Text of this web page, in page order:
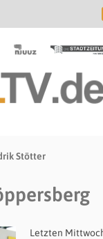
Stötter
Letzten